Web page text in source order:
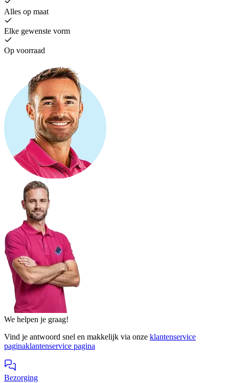
Alles op maat
Elke gewenste vorm
Op voorraad
We helpen je graag!
Vind je antwoord snel en makkelijk via onze klantenservice
paginaklantenservice pagina
Bezorging